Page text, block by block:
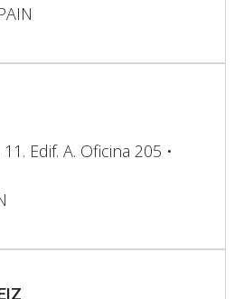
Edif. A. Oficina 205 •